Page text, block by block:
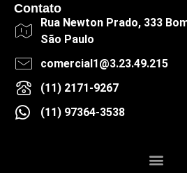
Contato
Rua Newton Prado, 333
São Paulo
comercial1@3.23.49.215
(11) 2171-9267
(11) 97364-3538